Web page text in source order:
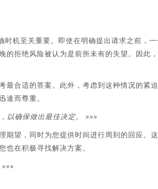
时机至关重要。即使在明确提出请求之前，一
的拒绝风险被认为是前所未有的失望。因此
最合适的答案。此外，考虑到这种情况的紧迫
速而尊重。
以确保做出最佳决定。 »»»
期望，同时为您提供时间进行周到的回应。
在积极寻找解决方案。